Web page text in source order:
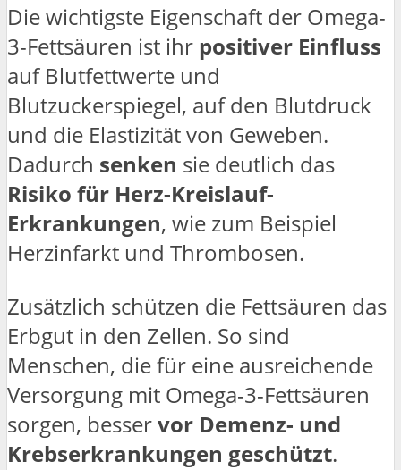
Die wichtigste Eigenschaft der Omega-
3-Fettsäuren ist ihr positiver Einfluss
auf Blutfettwerte und
Blutzuckerspiegel, auf den Blutdruck
und die Elastizität von Geweben.
Dadurch senken sie deutlich das
Risiko für Herz-Kreislauf-
Erkrankungen, wie zum Beispiel
Herzinfarkt und Thrombosen.
Zusätzlich schützen die Fettsäuren das
Erbgut in den Zellen. So sind
Menschen, die für eine ausreichende
Versorgung mit Omega-3-Fettsäuren
sorgen, besservor Demenz- und
Krebserkrankungen geschützt.